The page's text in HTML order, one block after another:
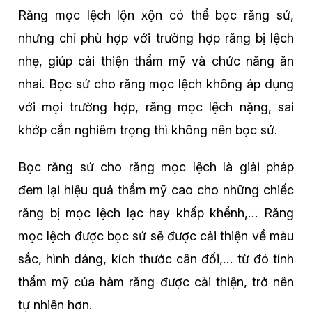
Răng mọc lệch lộn xộn có thể bọc răng sứ,
nhưng chỉ phù hợp với trường hợp răng bị lệch
nhẹ, giúp cải thiện thẩm mỹ và chức năng ăn
nhai. Bọc sứ cho răng mọc lệch không áp dụng
với mọi trường hợp, răng mọc lệch nặng, sai
khớp cắn nghiêm trọng thì không nên bọc sứ.
Bọc răng sứ cho răng mọc lệch là giải pháp
đem lại hiệu quả thẩm mỹ cao cho những chiếc
răng bị mọc lệch lạc hay khấp khểnh,… Răng
mọc lệch được bọc sứ sẽ được cải thiện về màu
sắc, hình dáng, kích thước cân đối,… từ đó tính
thẩm mỹ của hàm răng được cải thiện, trở nên
tự nhiên hơn.